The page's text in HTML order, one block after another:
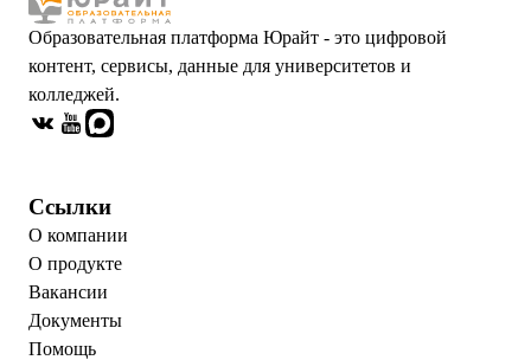
Образовательная платформа Юрайт - это цифровой
контент, сервисы, данные для университетов и
колледжей.
Ссылки
О компании
О продукте
Вакансии
Документы
Помощь